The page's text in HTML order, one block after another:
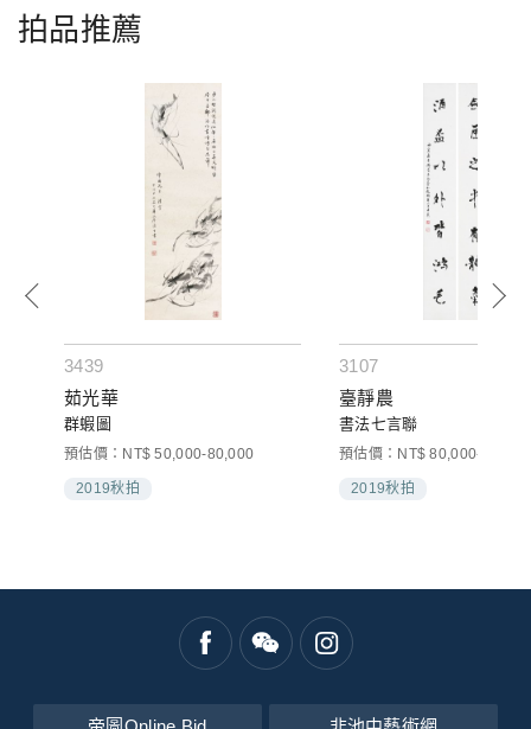
拍品推薦
3439
茹光華
群蝦圖
預估價：NT$ 50,000-80,000
2019秋拍
3107
臺靜農
書法七言聯
預估價：NT$ 80,000-
2019秋拍